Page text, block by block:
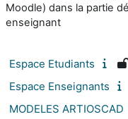
Moodle) dans la partie
enseignant
Espace Etudiants
Espace Enseignants
MODELES ARTIOSCAD